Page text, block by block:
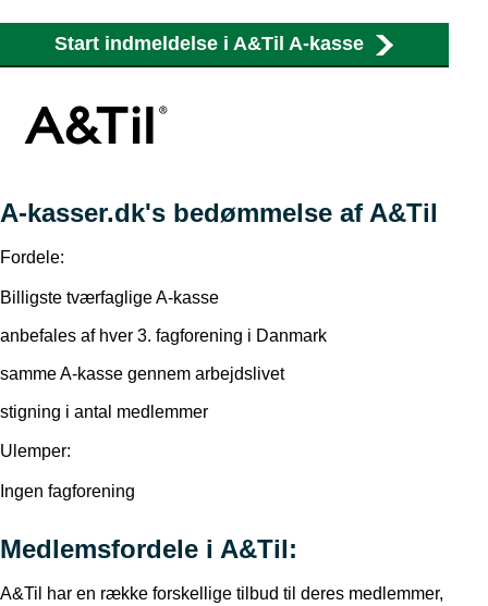
Start indmeldelse i A&Til A-kasse
A-kasser.dk's bedømmelse af A&Til
Fordele:
Billigste tværfaglige A-kasse
anbefales af hver 3. fagforening i Danmark
samme A-kasse gennem arbejdslivet
stigning i antal medlemmer
Ulemper:
Ingen fagforening
Medlemsfordele i A&Til:
A&Til har en række forskellige tilbud til deres medlemmer,